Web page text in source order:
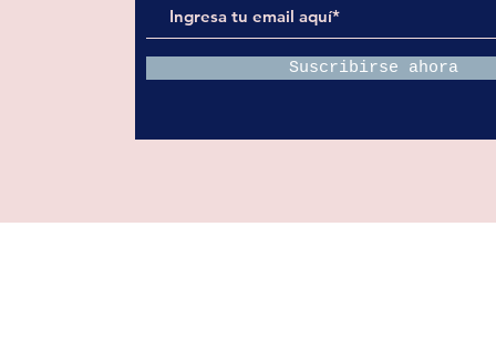
Suscribirse ahora